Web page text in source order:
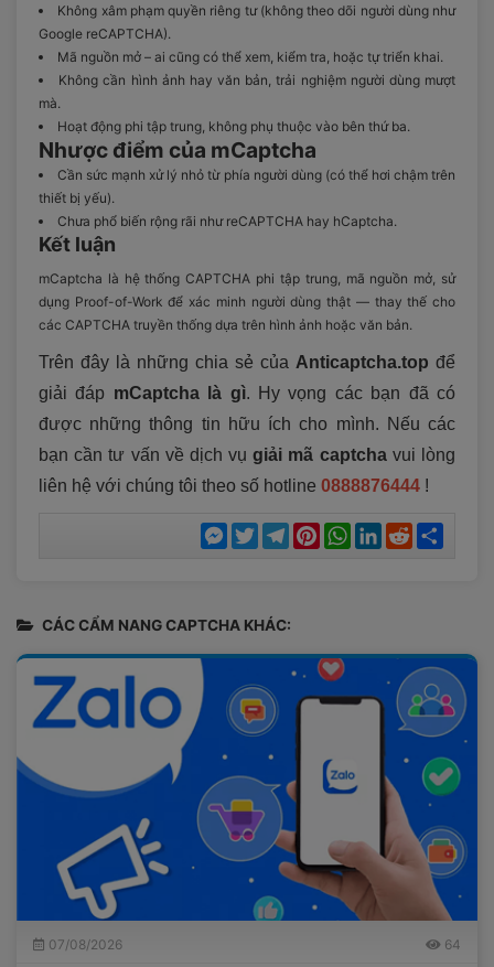
Không xâm phạm quyền riêng tư (không theo dõi người dùng như
Google reCAPTCHA).
Mã nguồn mở – ai cũng có thể xem, kiểm tra, hoặc tự triển khai.
Không cần hình ảnh hay văn bản, trải nghiệm người dùng mượt
mà.
Hoạt động phi tập trung, không phụ thuộc vào bên thứ ba.
Nhược điểm của mCaptcha
Cần sức mạnh xử lý nhỏ từ phía người dùng (có thể hơi chậm trên
thiết bị yếu).
Chưa phổ biến rộng rãi như reCAPTCHA hay hCaptcha.
Kết luận
mCaptcha là hệ thống CAPTCHA phi tập trung, mã nguồn mở, sử
dụng Proof-of-Work để xác minh người dùng thật — thay thế cho
các CAPTCHA truyền thống dựa trên hình ảnh hoặc văn bản.
Trên đây là những chia sẻ của Anticaptcha.top để
giải đáp mCaptcha là gì. Hy vọng các bạn đã có
được những thông tin hữu ích cho mình. Nếu các
bạn cần tư vấn về dịch vụ giải mã captcha vui lòng
liên hệ với chúng tôi theo số hotline 0888876444 !
Messenger
TwitterTelegramPinterestWhatsApp
LinkedIn
Reddit
CÁC CẨM NANG CAPTCHA KHÁC:
07/08/2026 64